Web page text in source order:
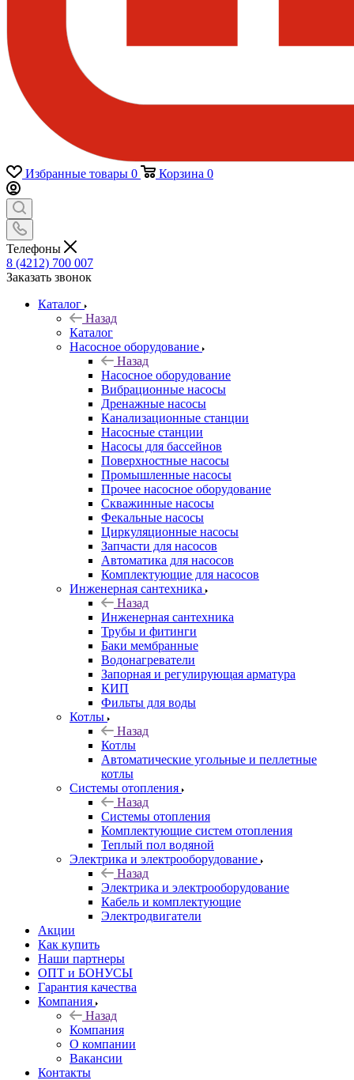
Избранные товары 0 Корзина 0
Телефоны
8 (4212) 700 007
Заказать звонок
Каталог
Назад
Каталог
Насосное оборудование
Назад
Насосное оборудование
Вибрационные насосы
Дренажные насосы
Канализационные станции
Насосные станции
Насосы для бассейнов
Поверхностные насосы
Промышленные насосы
Прочее насосное оборудование
Скважинные насосы
Фекальные насосы
Циркуляционные насосы
Запчасти для насосов
Автоматика для насосов
Комплектующие для насосов
Инженерная сантехника
Назад
Инженерная сантехника
Трубы и фитинги
Баки мембранные
Водонагреватели
Запорная и регулирующая арматура
КИП
Фильты для воды
Котлы
Назад
Котлы
Автоматические угольные и пеллетные
котлы
Системы отопления
Назад
Системы отопления
Комплектующие систем отопления
Теплый пол водяной
Электрика и электрооборудование
Назад
Электрика и электрооборудование
Кабель и комплектующие
Электродвигатели
Акции
Как купить
Наши партнеры
ОПТ и БОНУСЫ
Гарантия качества
Компания
Назад
Компания
О компании
Вакансии
Контакты